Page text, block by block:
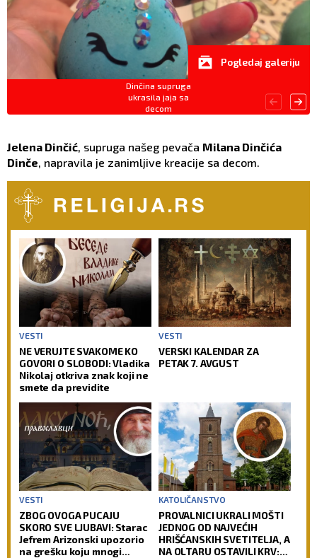
Dinčina supruga
ukrasila jaja sa
decom
Pogledaj galeriju
Jelena Dinčić, supruga našeg pevača Milana Dinčića
Dinče, napravila je zanimljive kreacije sa decom.
VESTI
NE VERUJTE SVAKOME KO
GOVORI O SLOBODI: Vladika
Nikolaj otkriva znak koji ne
smete da previdite
VESTI
VERSKI KALENDAR ZA
PETAK 7. AVGUST
VESTI
ZBOG OVOGA PUCAJU
SKORO SVE LJUBAVI: Starac
Jefrem Arizonski upozorio
na grešku koju mnogi
KATOLIČANSTVO
PROVALNICI UKRALI MOŠTI
JEDNOG OD NAJVEĆIH
HRIŠĆANSKIH SVETITELJA, A
NA OLTARU OSTAVILI KRV: